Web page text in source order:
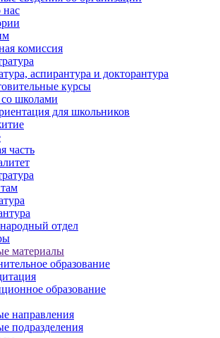
комиссия
аспирантура и докторантура
курсы
со школами
для школьников
часть
отдел
материалы
образование
образование
направления
подразделения